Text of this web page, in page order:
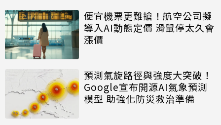
便宜機票更難搶！航空公司擬
導入AI動態定價 滑鼠停太久會
漲價
預測氣旋路徑與強度大突破！
Google宣布開源AI氣象預測
模型 助強化防災救治準備